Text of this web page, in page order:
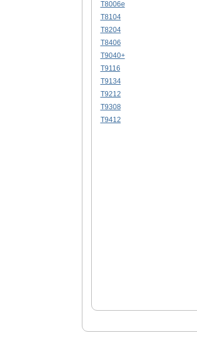
T8006e
T8104
T8204
T8406
T9040+
T9116
T9134
T9212
T9308
T9412